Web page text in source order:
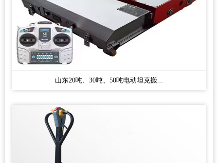
山东20吨、30吨、50吨电动坦克搬...